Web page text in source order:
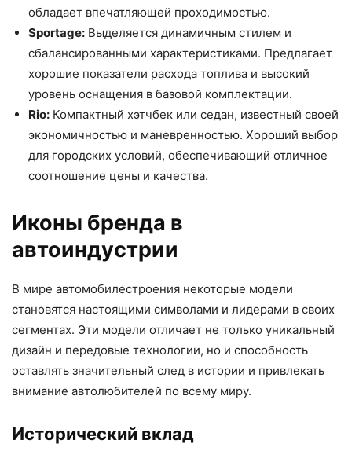
обладает впечатляющей проходимостью.
Sportage: Выделяется динамичным стилем и
сбалансированными характеристиками. Предлагает
хорошие показатели расхода топлива и высокий
уровень оснащения в базовой комплектации.
Rio: Компактный хэтчбек или седан, известный своей
экономичностью и маневренностью. Хороший выбор
для городских условий, обеспечивающий отличное
соотношение цены и качества.
Иконы бренда в
автоиндустрии
В мире автомобилестроения некоторые модели
становятся настоящими символами и лидерами в своих
сегментах. Эти модели отличает не только уникальный
дизайн и передовые технологии, но и способность
оставлять значительный след в истории и привлекать
внимание автолюбителей по всему миру.
Исторический вклад